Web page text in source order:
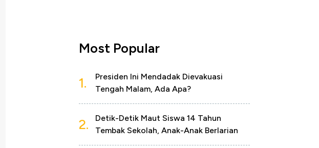
Most Popular
1.
Presiden Ini Mendadak Dievakuasi
Tengah Malam, Ada Apa?
2.
Detik-Detik Maut Siswa 14 Tahun
Tembak Sekolah, Anak-Anak Berlarian